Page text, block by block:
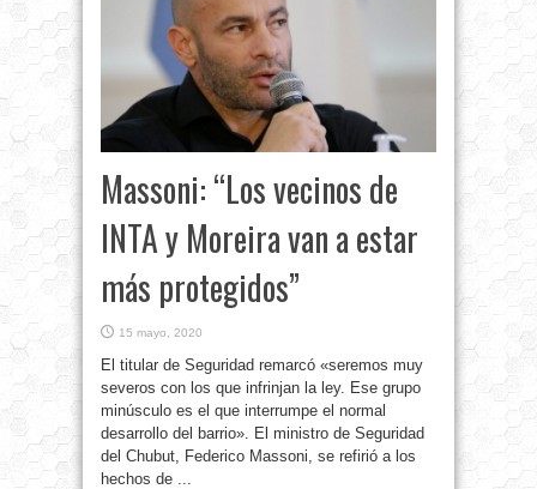
Massoni: “Los vecinos de
INTA y Moreira van a estar
más protegidos”
15 mayo, 2020
El titular de Seguridad remarcó «seremos muy
severos con los que infrinjan la ley. Ese grupo
minúsculo es el que interrumpe el normal
desarrollo del barrio». El ministro de Seguridad
del Chubut, Federico Massoni, se refirió a los
hechos de ...